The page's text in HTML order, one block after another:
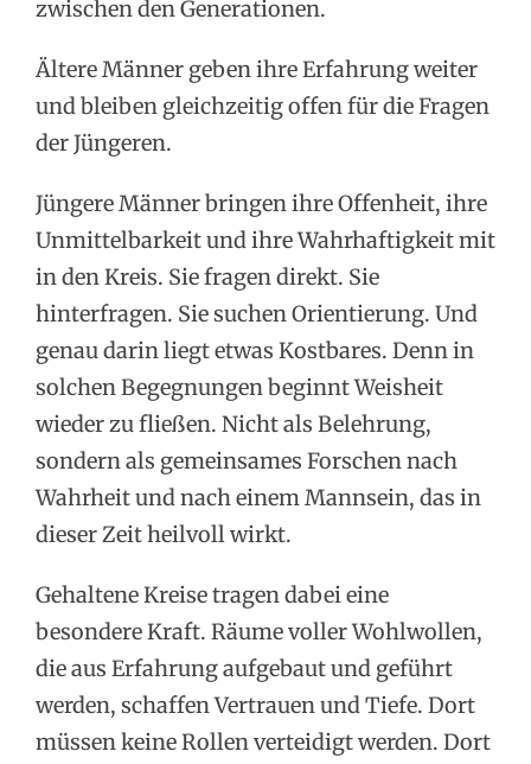
zwischen den Generationen.
Ältere Männer geben ihre Erfahrung weiter
und bleiben gleichzeitig offen für die Fragen
der Jüngeren.
Jüngere Männer bringen ihre Offenheit, ihre
Unmittelbarkeit und ihre Wahrhaftigkeit mit
in den Kreis. Sie fragen direkt. Sie
hinterfragen. Sie suchen Orientierung. Und
genau darin liegt etwas Kostbares. Denn in
solchen Begegnungen beginnt Weisheit
wieder zu fließen. Nicht als Belehrung,
sondern als gemeinsames Forschen nach
Wahrheit und nach einem Mannsein, das in
dieser Zeit heilvoll wirkt.
Gehaltene Kreise tragen dabei eine
besondere Kraft. Räume voller Wohlwollen,
die aus Erfahrung aufgebaut und geführt
werden, schaffen Vertrauen und Tiefe. Dort
müssen keine Rollen verteidigt werden. Dort